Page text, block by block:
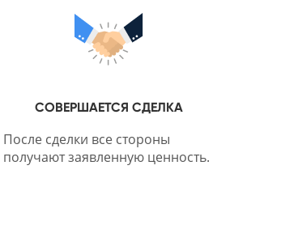
СОВЕРШАЕТСЯ СДЕЛКА
После сделки все стороны
получают заявленную ценность.